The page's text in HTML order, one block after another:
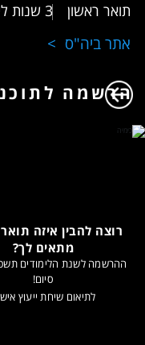
תואר ראשון 3 שנות לימוד
אתר ביה"ס
הרשמה
רוצה להבין איזה
מתאים לך?
ההרשמה לשנת הלימודים
סיום!
לתיאום שיחת ייעוץ